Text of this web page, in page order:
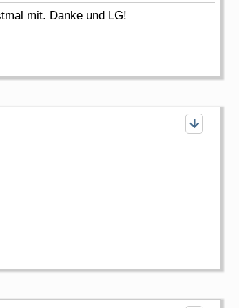
mit. Danke und LG!